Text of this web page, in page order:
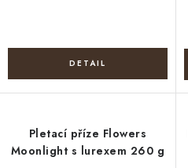
Pletací příze Flowers
Moonlight s lurexem 260 g